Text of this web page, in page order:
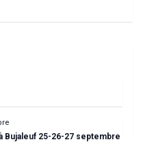
Bujaleuf 25-26-27 septembre